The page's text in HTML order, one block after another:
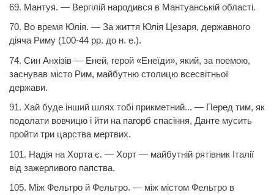
69. Мантуя. — Вергілій народився в Мантуанській області.
70. Во время Юлія. — За життя Юлія Цезаря, державного
діяча Риму (100-44 pp. до н. е.).
74. Син Анхізів — Еней, герой «Енеїди», який, за поемою,
заснував місто Рим, майбутню столицю всесвітньої
держави.
91. Хай буде інший шлях тобі прикметний... — Перед тим, як
подолати вовчицю і йти на пагорб спасіння, Данте мусить
пройти три царства мертвих.
101. Надія на Хорта є. — Хорт — майбутній рятівник Італії
від зажерливого папства.
105. Між Фельтро й Фельтро. — між містом Фельтро в